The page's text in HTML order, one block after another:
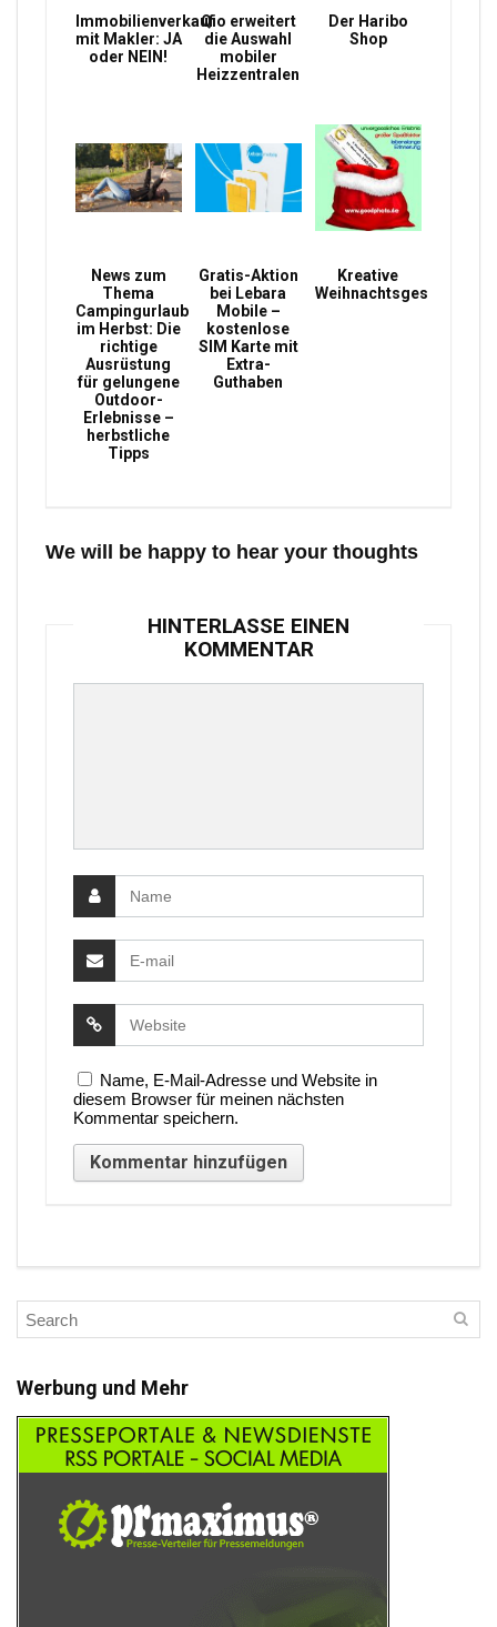
Immobilienverkauf
mit Makler: JA
oder NEIN!
Qio erweitert
die Auswahl
mobiler
Heizzentralen
Der Haribo
Shop
News zum
Thema
Campingurlaub
im Herbst: Die
richtige
Ausrüstung
für gelungene
Outdoor-
Erlebnisse –
herbstliche
Tipps
Gratis-Aktion
bei Lebara
Mobile –
kostenlose
SIM Karte mit
Extra-
Guthaben
Kreative
Weihnachtsgeschenke
We will be happy to hear your thoughts
HINTERLASSE EINEN
KOMMENTAR
Name, E-Mail-Adresse und Website in
diesem Browser für meinen nächsten
Kommentar speichern.
Werbung und Mehr